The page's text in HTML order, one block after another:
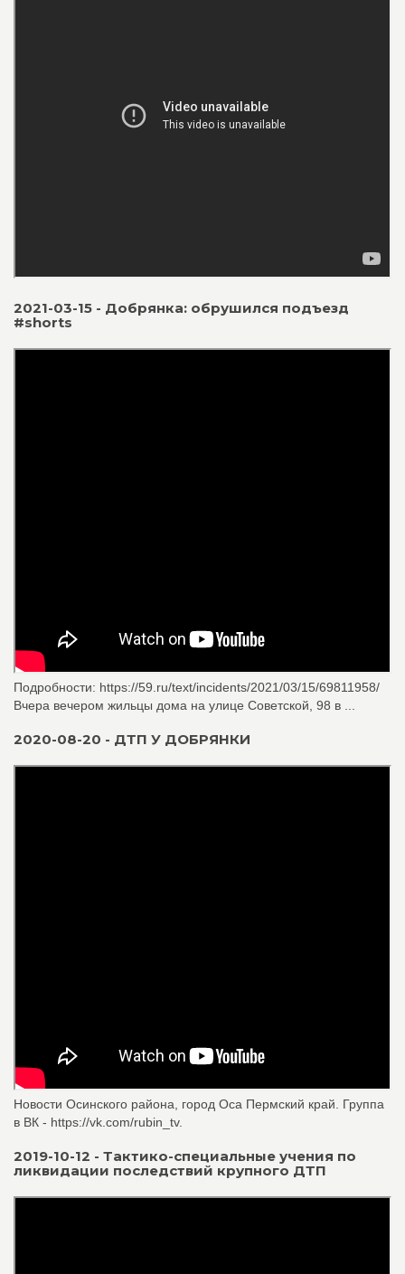
2021-03-15 - Добрянка: обрушился подъезд
#shorts
Подробности: https://59.ru/text/incidents/2021/03/15/69811958/
Вчера вечером жильцы дома на улице Советской, 98 в ...
2020-08-20 - ДТП У ДОБРЯНКИ
Новости Осинского района, город Оса Пермский край. Группа
в ВК - https://vk.com/rubin_tv.
2019-10-12 - Тактико-специальные учения по
ликвидации последствий крупного ДТП